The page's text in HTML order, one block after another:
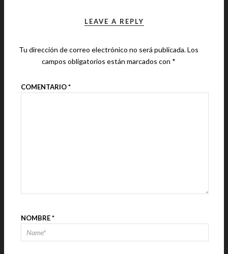
LEAVE A REPLY
Tu dirección de correo electrónico no será publicada.Los
campos obligatorios están marcados con *
COMENTARIO*
NOMBRE*